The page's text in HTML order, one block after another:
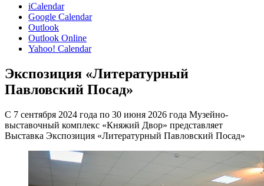
iCalendar
Google Calendar
Outlook
Outlook Online
Yahoo! Calendar
Экспозиция «Литературный
Павловский Посад»
С 7 сентября 2024 года по 30 июня 2026 года Музейно-
выставочный комплекс «Княжий Двор» представляет
Выставка Экспозиция «Литературный Павловский Посад»